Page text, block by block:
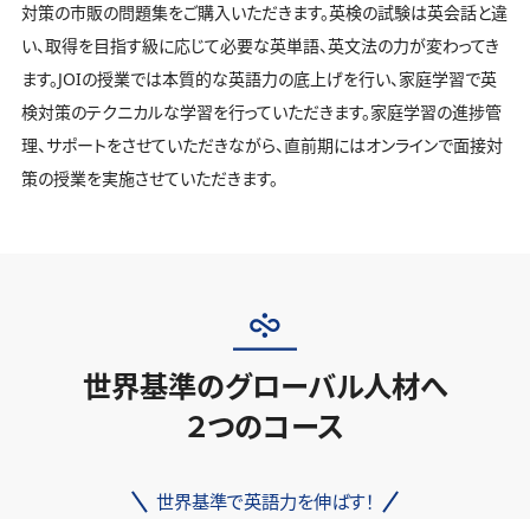
対策の市販の問題集をご購入いただきます。英検の試験は英会話と違
い、取得を目指す級に応じて必要な英単語、英文法の力が変わってき
ます。JOIの授業では本質的な英語力の底上げを行い、家庭学習で英
検対策のテクニカルな学習を行っていただきます。家庭学習の進捗管
理、サポートをさせていただきながら、直前期にはオンラインで面接対
策の授業を実施させていただきます。
世界基準のグローバル人材へ
２つのコース
世界基準で英語力を伸ばす！